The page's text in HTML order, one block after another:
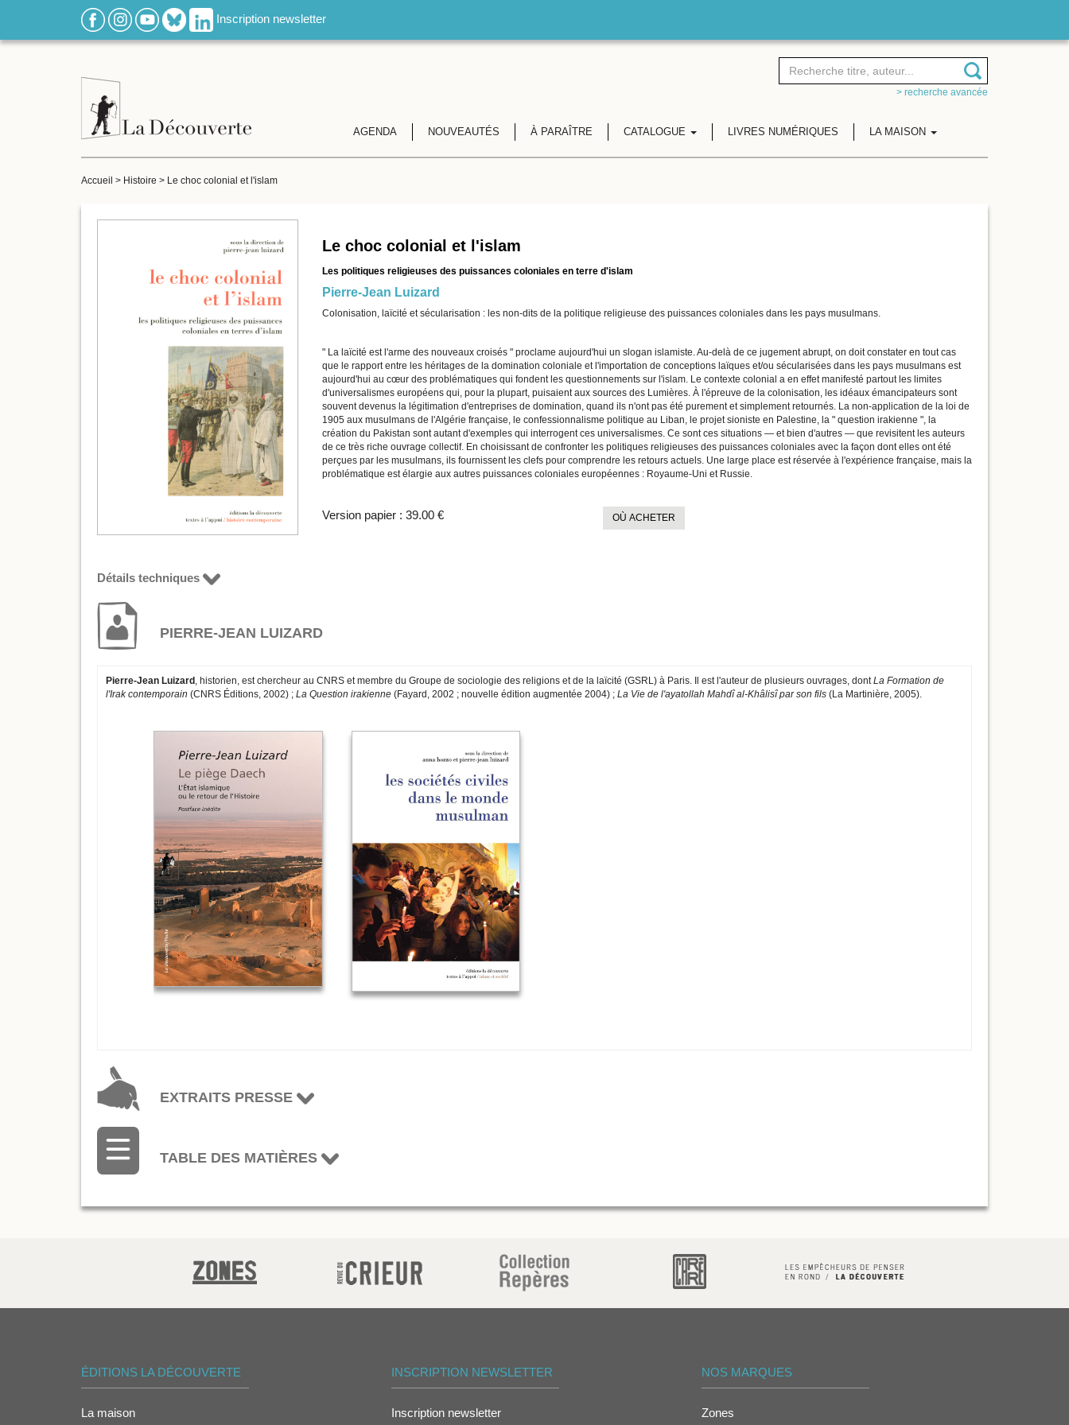
Inscription newsletter
> recherche avancée
AGENDA NOUVEAUTÉS À PARAÎTRE CATALOGUE LIVRES NUMÉRIQUES LA MAISON
Accueil > Histoire > Le choc colonial et l'islam
Le choc colonial et l'islam
Les politiques religieuses des puissances coloniales en terre d'islam
Pierre-Jean Luizard
Colonisation, laïcité et sécularisation : les non-dits de la politique religieuse des puissances coloniales dans les pays musulmans.
" La laïcité est l'arme des nouveaux croisés " proclame aujourd'hui un slogan islamiste. Au-delà de ce jugement abrupt, on doit constater en tout cas
que le rapport entre les héritages de la domination coloniale et l'importation de conceptions laïques et/ou sécularisées dans les pays musulmans est
aujourd'hui au cœur des problématiques qui fondent les questionnements sur l'islam. Le contexte colonial a en effet manifesté partout les limites
d'universalismes européens qui, pour la plupart, puisaient aux sources des Lumières. À l'épreuve de la colonisation, les idéaux émancipateurs sont
souvent devenus la légitimation d'entreprises de domination, quand ils n'ont pas été purement et simplement retournés. La non-application de la loi de
1905 aux musulmans de l'Algérie française, le confessionnalisme politique au Liban, le projet sioniste en Palestine, la " question irakienne ", la
création du Pakistan sont autant d'exemples qui interrogent ces universalismes. Ce sont ces situations — et bien d'autres — que revisitent les auteurs
de ce très riche ouvrage collectif. En choisissant de confronter les politiques religieuses des puissances coloniales avec la façon dont elles ont été
perçues par les musulmans, ils fournissent les clefs pour comprendre les retours actuels. Une large place est réservée à l'expérience française, mais la
problématique est élargie aux autres puissances coloniales européennes : Royaume-Uni et Russie.
Version papier : 39.00 € OÙ ACHETER
Détails techniques
PIERRE-JEAN LUIZARD
Pierre-Jean Luizard , historien, est chercheur au CNRS et membre du Groupe de sociologie des religions et de la laïcité (GSRL) à Paris. Il est l'auteur de plusieurs ouvrages, dontLa Formation de
l'Irak contemporain (CNRS Éditions, 2002) ; La Question irakienne (Fayard, 2002 ; nouvelle édition augmentée 2004) ; La Vie de l'ayatollah Mahdî al-Khâlisî par son fils (La Martinière, 2005).
EXTRAITS PRESSE
TABLE DES MATIÈRES
ÉDITIONS LA DÉCOUVERTE
La maison
INSCRIPTION NEWSLETTER
Inscription newsletter
NOS MARQUES
Zones